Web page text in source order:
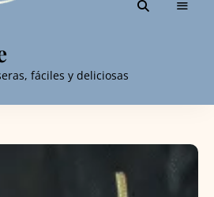
fáciles y deliciosas